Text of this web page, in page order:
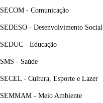
SECOM - Comunicação
SEDESO - Desenvolvimento Social
SEDUC - Educação
SMS - Saúde
SECEL - Cultura, Esporte e Lazer
SEMMAM - Meio Ambiente